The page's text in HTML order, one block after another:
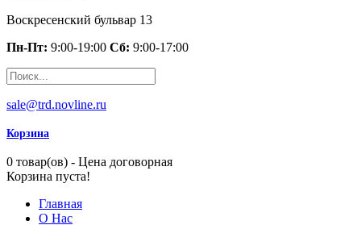
Воскресенский бульвар 13
Пн-Пт: 9:00-19:00 Сб: 9:00-17:00
sale@trd.novline.ru
Корзина
0 товар(ов) - Цена договорная
Корзина пуста!
Главная
О Нас